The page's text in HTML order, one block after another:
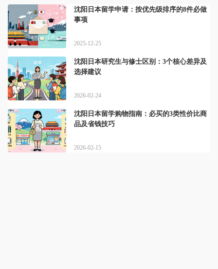
沈阳日本留学申请：按优先级排序的8件必做
事项
2025-12-25
沈阳日本研究生与修士区别：3个核心差异及
选择建议
2026-02-24
沈阳日本留学购物指南：必买的3类性价比商
品及省钱技巧
2026-02-15